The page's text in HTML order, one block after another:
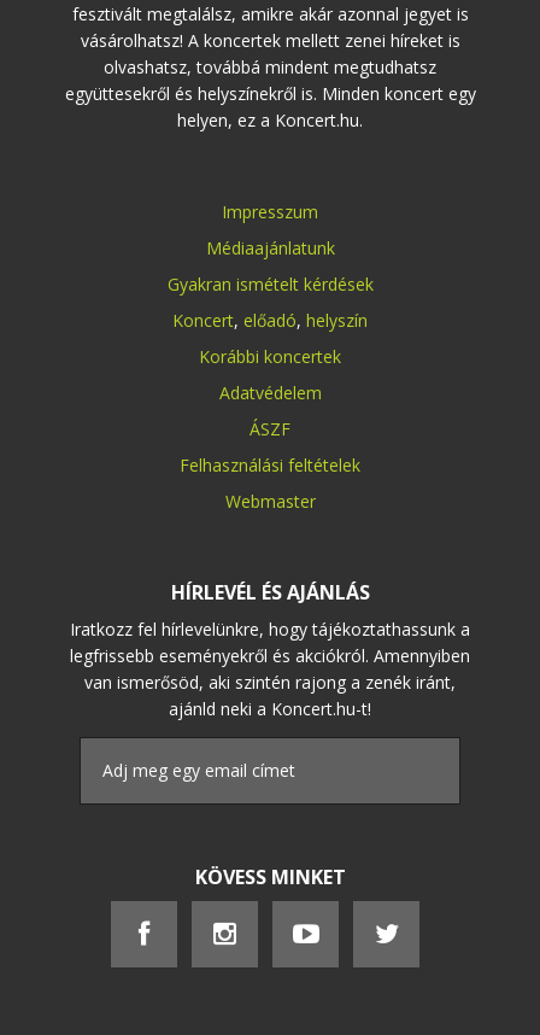
fesztivált megtalálsz, amikre akár azonnal jegyet is
vásárolhatsz! A koncertek mellett zenei híreket is
olvashatsz, továbbá mindent megtudhatsz
együttesekről és helyszínekről is. Minden koncert egy
helyen, ez a Koncert.hu.
Impresszum
Médiaajánlatunk
Gyakran ismételt kérdések
Koncert, előadó, helyszín
Korábbi koncertek
Adatvédelem
ÁSZF
Felhasználási feltételek
Webmaster
HÍRLEVÉL ÉS AJÁNLÁS
Iratkozz fel hírlevelünkre, hogy tájékoztathassunk a
legfrissebb eseményekről és akciókról. Amennyiben
van ismerősöd, aki szintén rajong a zenék iránt,
ajánld neki a Koncert.hu-t!
KÖVESS MINKET